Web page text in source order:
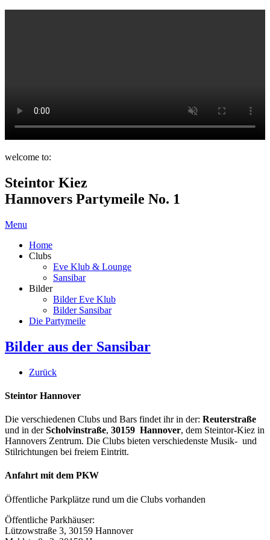
welcome to:
Steintor Kiez
Hannovers Partymeile No. 1
Menu
Home
Clubs
Eve Klub & Lounge
Sansibar
Bilder
Bilder Eve Klub
Bilder Sansibar
Die Partymeile
Bilder aus der Sansibar
Zurück
Steintor Hannover
Die verschiedenen Clubs und Bars findet ihr in der: Reuterstraße
und in derScholvinstraße, 30159 Hannover, dem Steintor-Kiez in
Hannovers Zentrum. Die Clubs bieten verschiedenste Musik- und
Stilrichtungen bei freiem Eintritt.
Anfahrt mit dem PKW
Öffentliche Parkplätze rund um die Clubs vorhanden
Öffentliche Parkhäuser:
Lützowstraße 3, 30159 Hannover